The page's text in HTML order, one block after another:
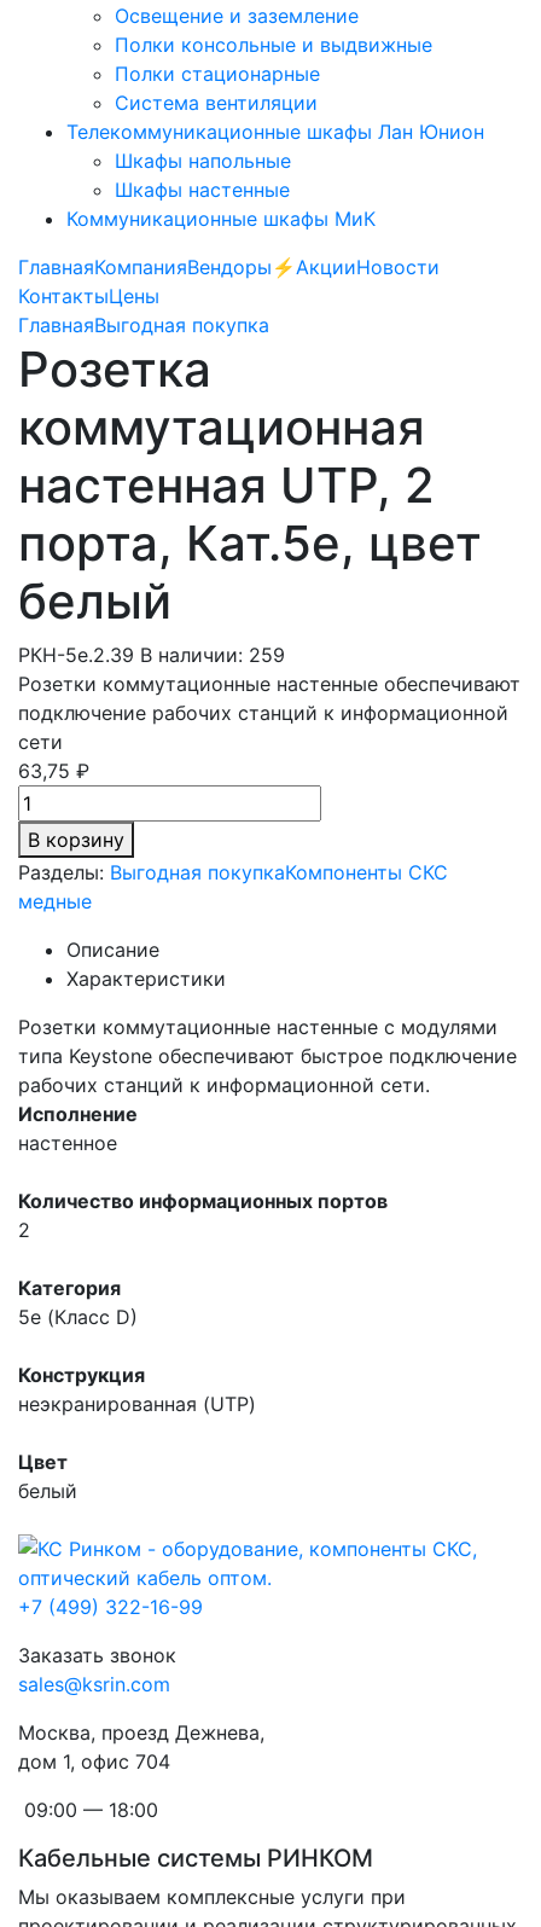
Освещение и заземление
Полки консольные и выдвижные
Полки стационарные
Система вентиляции
Телекоммуникационные шкафы Лан Юнион
Шкафы напольные
Шкафы настенные
Коммуникационные шкафы МиК
ГлавнаяКомпанияВендоры ⚡️АкцииНовости
КонтактыЦены
ГлавнаяВыгодная покупка
Розетка
коммутационная
настенная UTP, 2
порта, Кат.5e, цвет
белый
РКН-5e.2.39 В наличии: 259
Розетки коммутационные настенные обеспечивают
подключение рабочих станций к информационной
сети
63,75 ₽
В корзину
Разделы: Выгодная покупкаКомпоненты СКС
медные
Описание
Характеристики
Розетки коммутационные настенные с модулями
типа Keystone обеспечивают быстрое подключение
рабочих станций к информационной сети.
Исполнение
настенное
Количество информационных портов
2
Категория
5e (Класс D)
Конструкция
неэкранированная (UTP)
Цвет
белый
+7 (499) 322-16-99
Заказать звонок
sales@ksrin.com
Москва, проезд Дежнева,
дом 1, офис 704
09:00 — 18:00
Кабельные системы РИНКОМ
Мы оказываем комплексные услуги при